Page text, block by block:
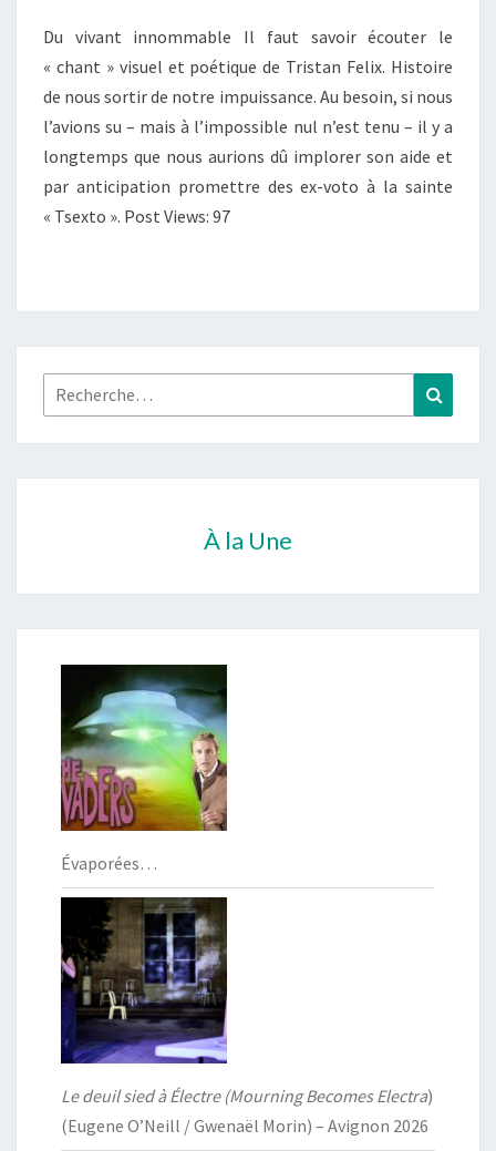
L’HEURE
DU
CORONA
VIRUS
Du vivant innommable Il faut savoir écouter le
« chant » visuel et poétique de Tristan Felix. Histoire
de nous sortir de notre impuissance. Au besoin, si nous
l’avions su – mais à l’impossible nul n’est tenu – il y a
longtemps que nous aurions dû implorer son aide et
par anticipation promettre des ex-voto à la sainte
« Tsexto ». Post Views: 97
Rechercher :
À la Une
Évaporées…
Le deuil sied à Électre (Mourning Becomes Electra)
(Eugene O’Neill / Gwenaël Morin) – Avignon 2026